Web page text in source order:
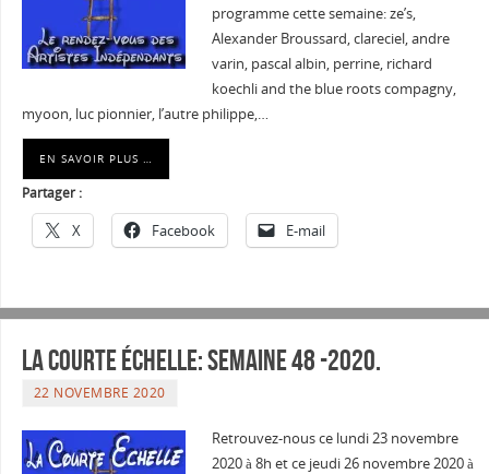
programme cette semaine: ze’s,
Alexander Broussard, clareciel, andre
varin, pascal albin, perrine, richard
koechli and the blue roots compagny,
myoon, luc pionnier, l’autre philippe,…
EN SAVOIR PLUS …
Partager :
X Facebook E-mail
La courte échelle: semaine 48 -2020.
22 NOVEMBRE 2020
Retrouvez-nous ce lundi 23 novembre
2020 à 8h et ce jeudi 26 novembre 2020 à